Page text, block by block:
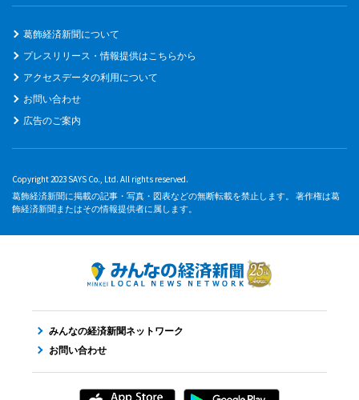
葛飾経済新聞について
プレスリリース・情報提供はこちらから
アクセスデータの利用について
お問い合わせ
広告のご案内
Copyright 2023 SAYS Co., Ltd. All rights reserved.
葛飾経済新聞に掲載の記事・写真・図表などの無断転載を禁止します。 著作権は葛
飾経済新聞またはその情報提供者に属します。
みんなの経済新聞ネットワーク
お問い合わせ